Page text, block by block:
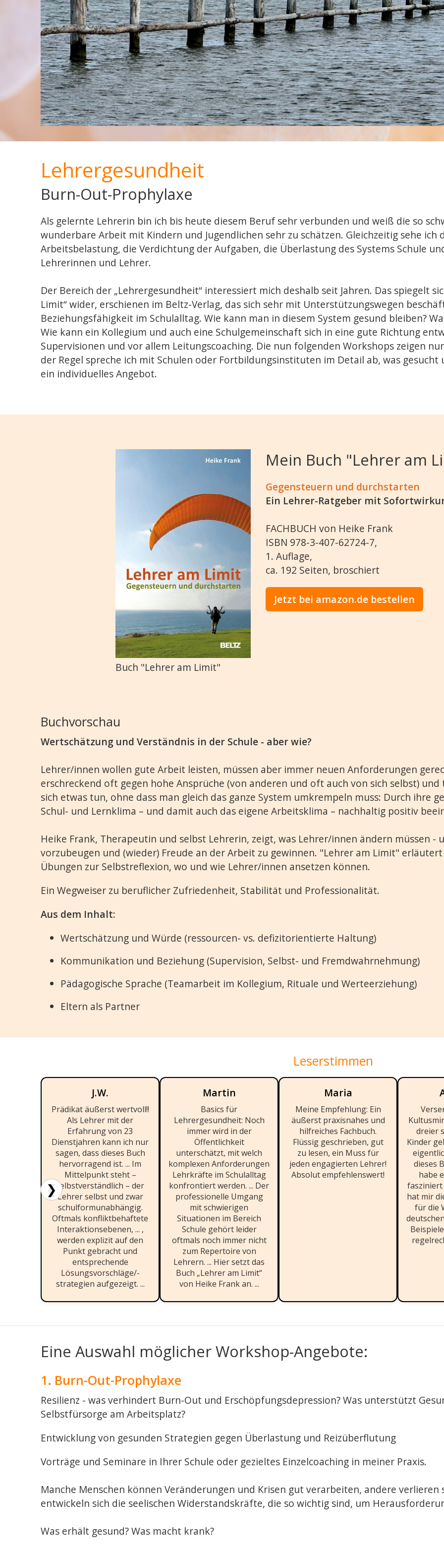
Lehrergesundheit
Burn-Out-Prophylaxe
Als gelernte Lehrerin bin ich bis heute diesem Beruf sehr verbunden und weiß die so
wunderbare Arbeit mit Kindern und Jugendlichen sehr zu schätzen. Gleichzeitig sehe
Arbeitsbelastung, die Verdichtung der Aufgaben, die Überlastung des Systems Schule
Lehrerinnen und Lehrer.
Der Bereich der „Lehrergesundheit“ interessiert mich deshalb seit Jahren. Das spiegelt
Limit“ wider, erschienen im Beltz-Verlag, das sich sehr mit Unterstützungswegen
Beziehungsfähigkeit im Schulalltag. Wie kann man in diesem System gesund bleiben?
Wie kann ein Kollegium und auch eine Schulgemeinschaft sich in eine gute Richtung
Supervisionen und vor allem Leitungscoaching. Die nun folgenden Workshops zeigen
der Regel spreche ich mit Schulen oder Fortbildungsinstituten im Detail ab, was
ein individuelles Angebot.
​Buch "Lehrer am Limit"
Mein Buch "Lehrer am
Gegensteuern und durchstarten
Ein Lehrer-Ratgeber mit
FACHBUCH von Heike Frank
ISBN 978-3-407-62724-7,
1. Auflage,
ca. 192 Seiten, broschiert
Jetzt bei amazon.de bestellen
Buchvorschau
Wertschätzung und Verständnis in der Schule - aber wie?
Lehrer/innen wollen gute Arbeit leisten, müssen aber immer neuen Anforderungen
erschreckend oft gegen hohe Ansprüche (von anderen und oft auch von sich selbst)
sich etwas tun, ohne dass man gleich das ganze System umkrempeln muss: Durch ihre
Schul- und Lernklima – und damit auch das eigene Arbeitsklima – nachhaltig positiv
Heike Frank, Therapeutin und selbst Lehrerin, zeigt, was Lehrer/innen ändern müssen -
vorzubeugen und (wieder) Freude an der Arbeit zu gewinnen. "Lehrer am Limit"
Übungen zur Selbstreflexion, wo und wie Lehrer/innen ansetzen können.
Ein Wegweiser zu beruflicher Zufriedenheit, Stabilität und Professionalität.
Aus dem Inhalt:
Wertschätzung und Würde (ressourcen- vs. defizitorientierte Haltung)
Kommunikation und Beziehung (Supervision, Selbst- und Fremdwahrnehmung)
Pädagogische Sprache (Teamarbeit im Kollegium, Rituale und Werteerziehung)
Eltern als Partner
Leserstimmen
❮
J.W.
Prädikat äußerst wertvoll!!
Als Lehrer mit der
Erfahrung von 23
Dienstjahren kann ich nur
sagen, dass dieses Buch
hervorragend ist. ... Im
Mittelpunkt steht –
selbstverständlich – der
Lehrer selbst und zwar
schulformunabhängig.
Oftmals konfliktbehaftete
Interaktionsebenen, ... ,
werden explizit auf den
Punkt gebracht und
entsprechende
Lösungsvorschläge/-
strategien aufgezeigt. ...
Martin
Basics für
Lehrergesundheit: Noch
immer wird in der
Öffentlichkeit
unterschätzt, mit welch
komplexen Anforderungen
Lehrkräfte im Schulalltag
konfrontiert werden. ... Der
professionelle Umgang
mit schwierigen
Situationen im Bereich
Schule gehört leider
oftmals noch immer nicht
zum Repertoire von
Lehrern. ... Hier setzt das
Buch „Lehrer am Limit“
von Heike Frank an. ...
Maria
Meine Empfehlung: Ein
äußerst praxisnahes und
hilfreiches Fachbuch.
Flüssig geschrieben, gut
zu lesen, ein Muss für
jeden engagierten Lehrer!
Absolut empfehlenswert!
dreier
Kinder
dieses
habe
fasziniert
hat mir
für die
❯
Eine Auswahl möglicher Workshop-Angebote:
1. Burn-Out-Prophylaxe
Resilienz - was verhindert Burn-Out und Erschöpfungsdepression? Was unterstützt
Selbstfürsorge am Arbeitsplatz?
Entwicklung von gesunden Strategien gegen Überlastung und Reizüberflutung
Vorträge und Seminare in Ihrer Schule oder gezieltes Einzelcoaching in meiner Praxis.
Manche Menschen können Veränderungen und Krisen gut verarbeiten, andere
entwickeln sich die seelischen Widerstandskräfte, die so wichtig sind, um
Was erhält gesund? Was macht krank?